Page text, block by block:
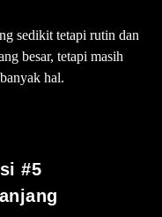
sedikit tetapi rutin dan
besar, tetapi masih
hal.
#5